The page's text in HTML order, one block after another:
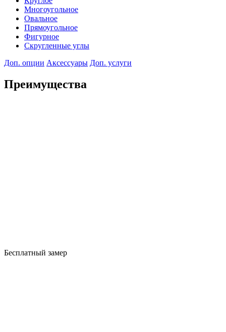
Многоугольное
Овальное
Прямоугольное
Фигурное
Скругленные углы
Доп. опции Аксессуары Доп. услуги
Преимущества
Бесплатный замер